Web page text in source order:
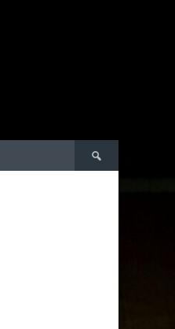
Ricerca
per: